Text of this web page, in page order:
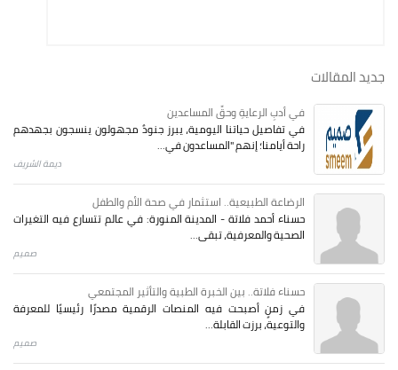
جديد المقالات
في أدبِ الرعايةِ وحقِّ المساعدين
في تفاصيل حياتنا اليومية، يبرز جنودٌ مجهولون ينسجون بجهدهم
راحة أيامنا؛ إنهم "المساعدون في...
ديمة الشريف
الرضاعة الطبيعية.. استثمار في صحة الأم والطفل
حسناء أحمد فلاتة - المدينة المنورة: في عالم تتسارع فيه التغيرات
الصحية والمعرفية، تبقى...
صميم
حسناء فلاتة.. بين الخبرة الطبية والتأثير المجتمعي
في زمنٍ أصبحت فيه المنصات الرقمية مصدرًا رئيسيًا للمعرفة
والتوعية، برزت القابلة...
صميم